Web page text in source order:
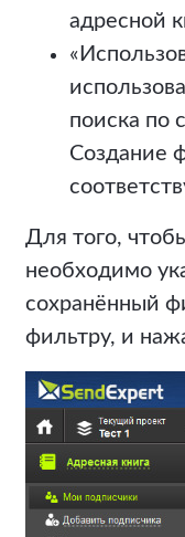
адресной
поиска по
Создание
Для того,
необходимо
сохранённый
фильтру, и